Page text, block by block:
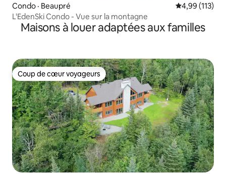
Condo · Beaupré Note
4,99 (113)
L'EdenSki Condo - Vue sur la montagne
Maisons à louer adaptées aux familles
Coup de cœur voyageurs
Coup de cœur voyageurs